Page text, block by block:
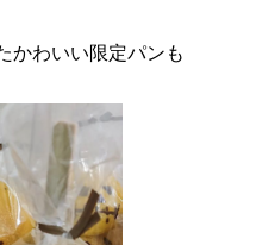
かわいい限定パンも